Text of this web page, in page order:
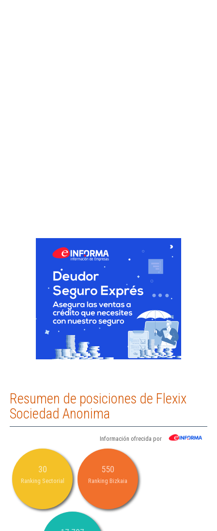
Resumen de posiciones de Flexix
Sociedad Anonima
Información ofrecida por
30
Ranking Sectorial
550
Ranking Bizkaia